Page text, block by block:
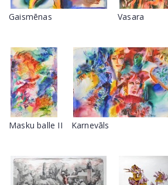
Gaismēnas Vasara
Masku balle II Karnevāls